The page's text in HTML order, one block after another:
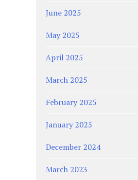
June 2025
May 2025
April 2025
March 2025
February 2025
January 2025
December 2024
March 2023